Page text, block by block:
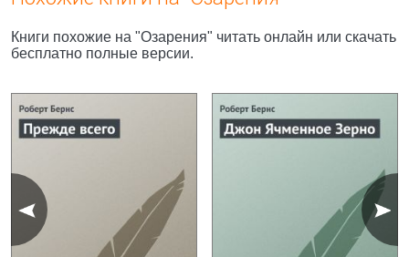
Книги похожие на "Озарения" читать онлайн или скачать
бесплатно полные версии.